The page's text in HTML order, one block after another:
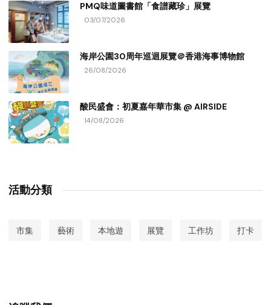
PMQ味道圖書館「食譜藏珍」展覽
03/07/2026
海岸公園30周年巡迴展覽＠香港海事博物館
26/08/2026
酸民盛會：初夏嘉年華市集 @ AIRSIDE
14/08/2026
活動分類
市集 藝術 本地遊 展覽 工作坊 打卡